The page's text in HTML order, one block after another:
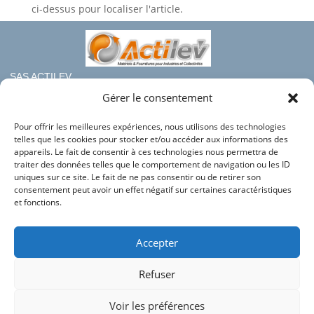
Gérer le consentement
Pour offrir les meilleures expériences, nous utilisons des technologies
telles que les cookies pour stocker et/ou accéder aux informations des
appareils. Le fait de consentir à ces technologies nous permettra de
traiter des données telles que le comportement de navigation ou les ID
uniques sur ce site. Le fait de ne pas consentir ou de retirer son
consentement peut avoir un effet négatif sur certaines caractéristiques
et fonctions.
Accepter
Refuser
Voir les préférences
ci-dessus pour localiser l'article.
SAS ACTILEV
112 bis rue haute de Crouin
Téléphone : 05.45.36.08.19
Mail : contact@france-rayonnage.fr
Nos autres sites du groupe :
Actilev
Bac en Plastique
Conditions générales de vente